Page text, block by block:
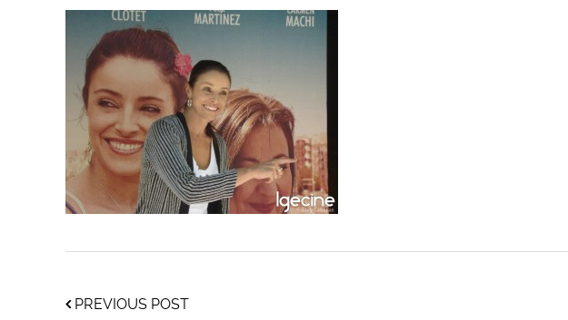
PREVIOUS POST